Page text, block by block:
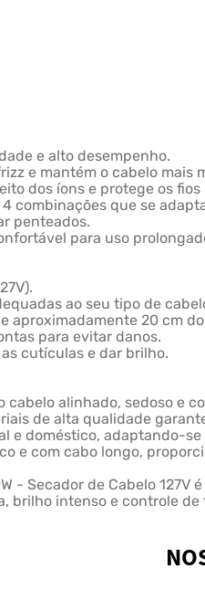
e alto desempenho.
e mantém o cabelo mais
dos íons e protege os fios
combinações que se
penteados.
para uso
ao seu tipo de
aproximadamente 20 cm
para evitar danos.
cutículas e dar brilho.
cabelo alinhado, sedoso e
de alta qualidade
e doméstico, adaptando-
e com cabo longo,
- Secador de Cabelo
brilho intenso e controle de